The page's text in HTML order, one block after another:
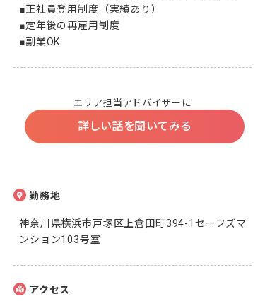
■正社員登用制度（実績あり）
■定年後の再雇用制度
■副業OK
エリア担当アドバイザーに
詳しい話を聞いてみる
勤務地
神奈川県横浜市戸塚区上倉田町394-1セーフズマ
ンション103号室
アクセス